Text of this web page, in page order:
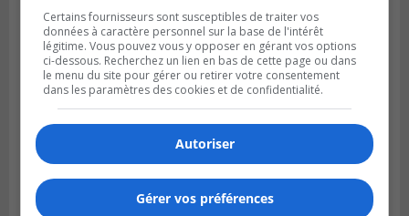
Publié le 6 août 2026 à 05h39
La grenade du camping du lac Cristal était
inoffensive
Certains fournisseurs sont susceptibles de traiter vos
données à caractère personnel sur la base de l'intérêt
légitime. Vous pouvez vous y opposer en gérant vos options
ci-dessous. Recherchez un lien en bas de cette page ou dans
le menu du site pour gérer ou retirer votre consentement
dans les paramètres des cookies et de confidentialité.
Autoriser
Gérer vos préférences